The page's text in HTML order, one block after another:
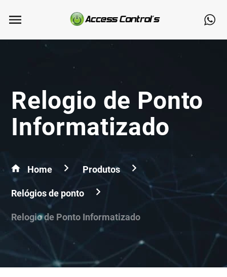
Relogio de Ponto
Informatizado
Home Produtos
Relógios de ponto
Relogio de Ponto Informatizado